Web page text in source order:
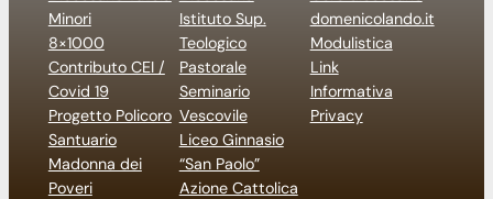
Minori
8×1000
Contributo CEI /
Covid 19
Progetto Policoro
Santuario
Madonna dei
Poveri
Istituto Sup.
Teologico
Pastorale
Seminario
Vescovile
Liceo Ginnasio
“San Paolo”
Azione Cattolica
domenicolando.it
Modulistica
Link
Informativa
Privacy